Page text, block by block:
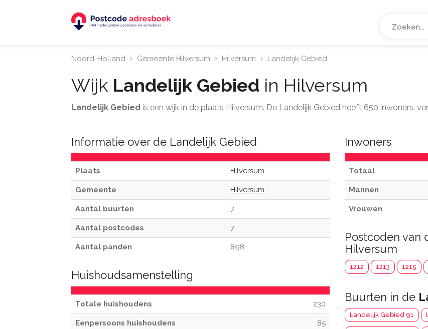
Noord-Holland Gemeente Hilversum Hilversum Landelijk Gebied
Wijk Landelijk Gebied in Hilversum
Landelijk Gebied is een wijk in de plaats Hilversum. De Landelijk Gebied heeft 650 inwoners,
Informatie over de Landelijk Gebied
Plaats Hilversum
Gemeente Hilversum
Aantal buurten 7
Aantal postcodes 7
Aantal panden 898
Huishoudsamenstelling
Totale huishoudens 230
Eenpersoons huishoudens 85
Inwoners
Totaal
Mannen
Vrouwen
Postcoden van
Hilversum
1212 1213 1215
Buurten in de
Landelijk Gebied 91